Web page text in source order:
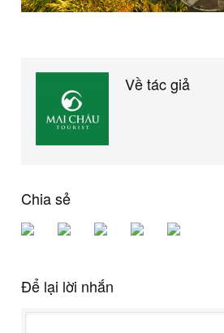
Về tác giả
Chia sẻ
Để lại lời nhắn